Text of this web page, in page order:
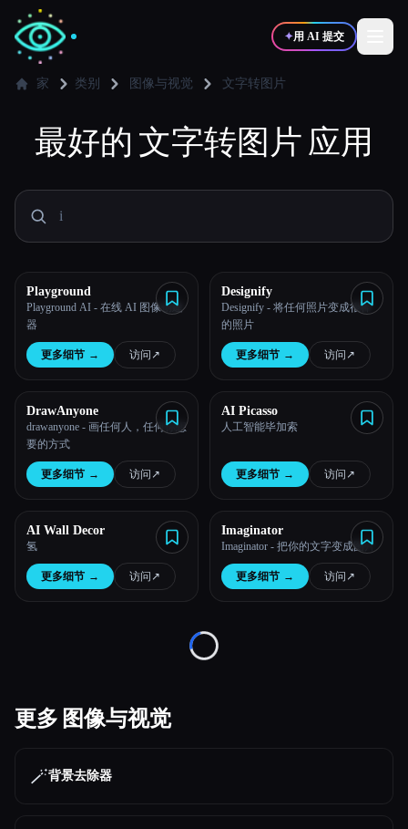
✦用 AI 提交
✍️写作者 🎨设计师
💻 📈
博客
所有分类
关于
家 类别 图像与视觉 文字转图片
最好的 文字转图片应用
Playground
Playground AI - 在线 AI 图像创建
器
更多细节 → 访问 ↗︎
Designify
Designify - 将任何照片变成很棒
的照片
更多细节 → 访问 ↗︎
DrawAnyone
drawanyone - 画任何人，任何你想
要的方式
更多细节 → 访问 ↗︎
AI Picasso
人工智能毕加索
更多细节 → 访问 ↗︎
AI Wall Decor
氢
更多细节 → 访问 ↗︎
Imaginator
Imaginator - 把你的文字变成图片
更多细节 → 访问 ↗︎
Loading...
更多 图像与视觉
🪄背景去除器